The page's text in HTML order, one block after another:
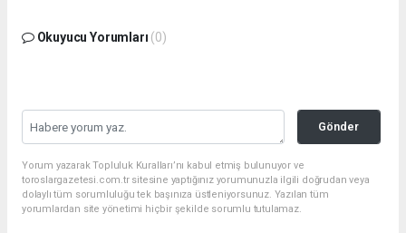
Okuyucu Yorumları (0)
Gönder
Yorum yazarak Topluluk Kuralları’nı kabul etmiş bulunuyor ve
toroslargazetesi.com.tr sitesine yaptığınız yorumunuzla ilgili doğrudan veya
dolaylı tüm sorumluluğu tek başınıza üstleniyorsunuz. Yazılan tüm
yorumlardan site yönetimi hiçbir şekilde sorumlu tutulamaz.